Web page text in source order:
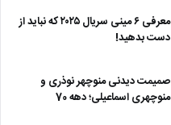
معرفی ۶ مینی سریال ۲۰۲۵ که نباید از
دست بدهید!
صمیمت دیدنی منوچهر نوذری و
منوچهری اسماعیلی؛ دهه 70